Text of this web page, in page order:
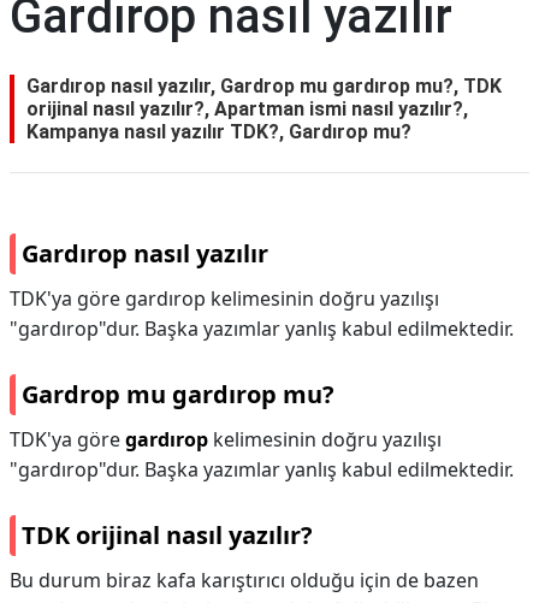
Gardırop nasıl yazılır
Gardırop nasıl yazılır, Gardrop mu gardırop mu?, TDK
orijinal nasıl yazılır?, Apartman ismi nasıl yazılır?,
Kampanya nasıl yazılır TDK?, Gardırop mu?
Gardırop nasıl yazılır
TDK'ya göre gardırop kelimesinin doğru yazılışı
"gardırop"dur. Başka yazımlar yanlış kabul edilmektedir.
Gardrop mu gardırop mu?
TDK'ya göregardırop kelimesinin doğru yazılışı
"gardırop"dur. Başka yazımlar yanlış kabul edilmektedir.
TDK orijinal nasıl yazılır?
Bu durum biraz kafa karıştırıcı olduğu için de bazen